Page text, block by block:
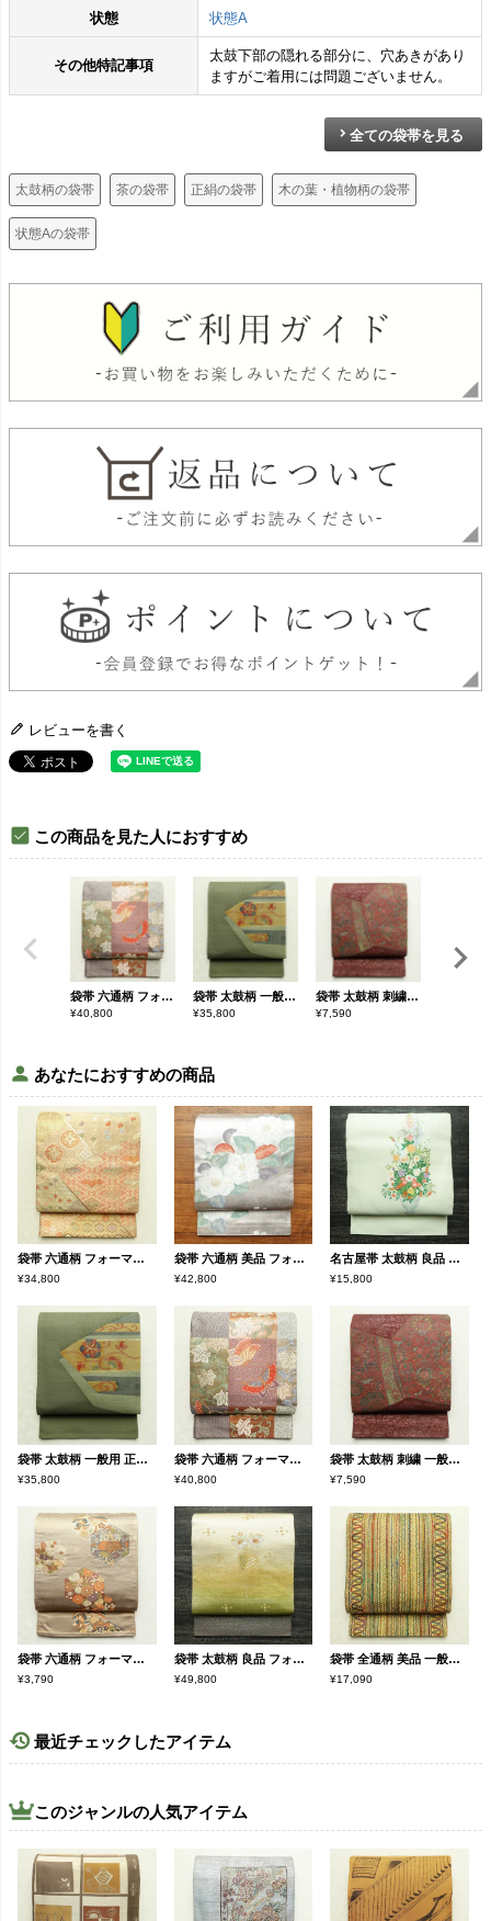
状態 状態A
その他特記事項
太鼓下部の隠れる部分に、穴あきがあり
ますがご着用には問題ございません。
全ての袋帯を見る
太鼓柄の袋帯 茶の袋帯 正絹の袋帯 木の葉・植物柄の袋帯
状態Aの袋帯
レビューを書く
この商品を見た人におすすめ
袋帯 六通柄 フォーマル用 正絹 蝶・昆虫柄 多色使い
¥40,800
袋帯 太鼓柄 一般用 正絹 花柄 金糸 緑・うぐいす色
¥35,800
袋帯 太鼓柄 刺繍 一般用 正絹 花柄 小豆・エンジ
¥7,590
あなたにおすすめの商品
袋帯 六通柄 フォーマル用 正絹 古典柄 ベージュ
¥34,800
袋帯 六通柄 美品 フォーマル用 正絹 花柄 紫・藤色
¥42,800
名古屋帯 太鼓柄 良品 正絹 花柄 名古屋仕立て なごや帯 リサイクル帯 帯 緑・うぐいす色
¥15,800
袋帯 太鼓柄 一般用 正絹 花柄 金糸 緑・うぐいす色
¥35,800
袋帯 六通柄 フォーマル用 正絹 蝶・昆虫柄 多色使い
¥40,800
袋帯 太鼓柄 刺繍 一般用 正絹 花柄 小豆・エンジ
¥7,590
袋帯 六通柄 フォーマル用 正絹 古典柄 ベージュ
¥3,790
袋帯 太鼓柄 良品 フォーマル用 正絹 花柄 多色使い
¥49,800
袋帯 全通柄 美品 一般用 混紡 縞柄・線柄 黄・黄土色
¥17,090
最近チェックしたアイテム
このジャンルの人気アイテム